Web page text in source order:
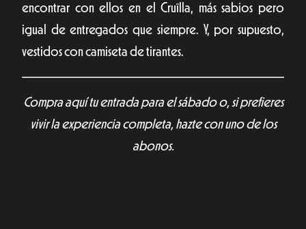
encontrar con ellos en el Cruïlla, más sabios pero
igual de entregados que siempre. Y, por supuesto,
vestidos con camiseta de tirantes.
Compra aquí tu entrada para el sábado o, si prefieres
vivir la experiencia completa, hazte con uno de los
abonos.